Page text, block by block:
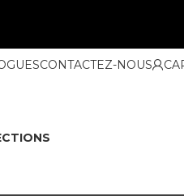
CONTACTEZ-NOUS